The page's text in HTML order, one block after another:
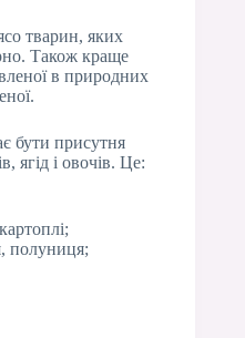
тварин, яких
Також краще
в природних
бути присутня
ягід і овочів. Це:
полуниця;